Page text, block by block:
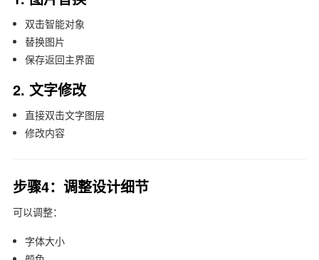
双击智能对象
替换图片
保存返回主界面
2. 文字修改
直接双击文字图层
修改内容
步骤4：调整设计细节
可以调整：
字体大小